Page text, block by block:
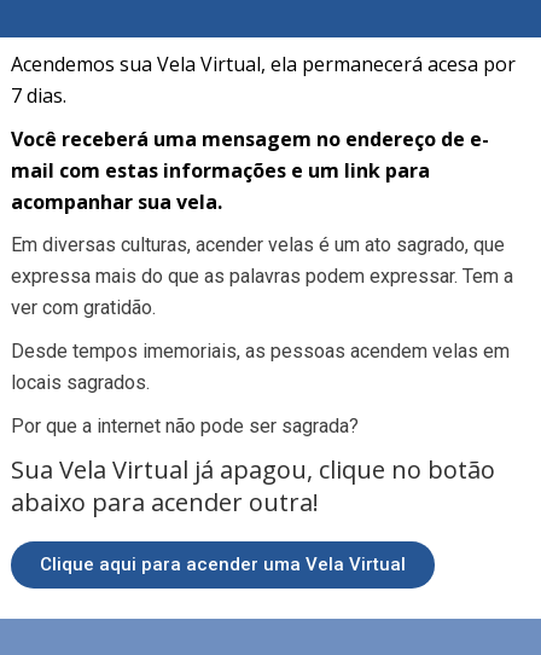
Acendemos sua Vela Virtual, ela permanecerá acesa por
7 dias.
Você receberá uma mensagem no endereço de e-
mail com estas informações e um link para
acompanhar sua vela.
Em diversas culturas, acender velas é um ato sagrado, que
expressa mais do que as palavras podem expressar. Tem a
ver com gratidão.
Desde tempos imemoriais, as pessoas acendem velas em
locais sagrados.
Por que a internet não pode ser sagrada?
Sua Vela Virtual já apagou, clique no botão
abaixo para acender outra!
Clique aqui para acender uma Vela Virtual